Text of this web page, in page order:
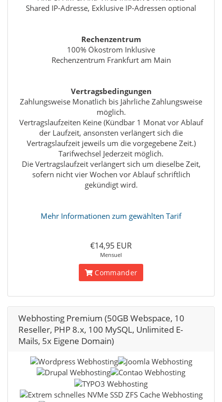
Shared IP-Adresse, Exklusive IP-Adressen optional
Rechenzentrum
100% Ökostrom Inklusive
Rechenzentrum Frankfurt am Main
Vertragsbedingungen
Zahlungsweise Monatlich bis Jährliche Zahlungsweise
möglich.
Vertragslaufzeiten Keine (Kündbar 1 Monat vor Ablauf
der Laufzeit, ansonsten verlängert sich die
Vertragslaufzeit jeweils um die vorgegebene Zeit.)
Tarifwechsel Jederzeit möglich.
Die Vertragslaufzeit verlängert sich um dieselbe Zeit,
sofern nicht vier Wochen vor Ablauf schriftlich
gekündigt wird.
Mehr Informationen zum gewählten Tarif
€14,95 EUR
Mensuel
Commander
Webhosting Premium (50GB Webspace, 10
Reseller, PHP 8.x, 100 MySQL, Unlimited E-
Mails, 5x Eigene Domain)